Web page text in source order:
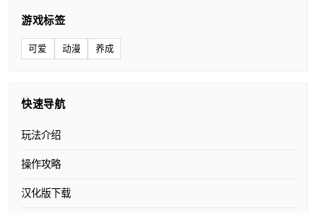
游戏标签
可爱 动漫 养成
快速导航
玩法介绍
操作攻略
汉化版下载